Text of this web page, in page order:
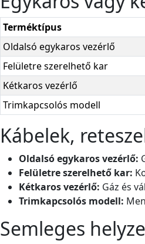
Terméktípus
Oldalsó egykaros vezérlő
Felületre szerelhető kar
Kétkaros vezérlő
Trimkapcsolós modell
Kábelek,
Oldalsó egykaros vezérlő:
Felületre szerelhető kar:
Kétkaros vezérlő: Gáz és
Trimkapcsolós modell:
Semleges